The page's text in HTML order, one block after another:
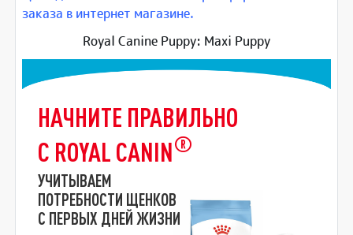
заказа в интернет магазине.
Royal Canine Puppy: Maxi Puppy